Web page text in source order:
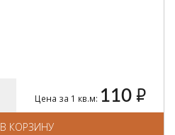
Цена за 1 кв.м: 110 руб.
В КОРЗИНУ